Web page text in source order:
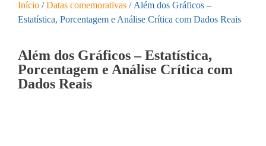
Início /Datas comemorativas / Além dos Gráficos –
Estatística, Porcentagem e Análise Crítica com Dados Reais
Além dos Gráficos – Estatística,
Porcentagem e Análise Crítica com
Dados Reais